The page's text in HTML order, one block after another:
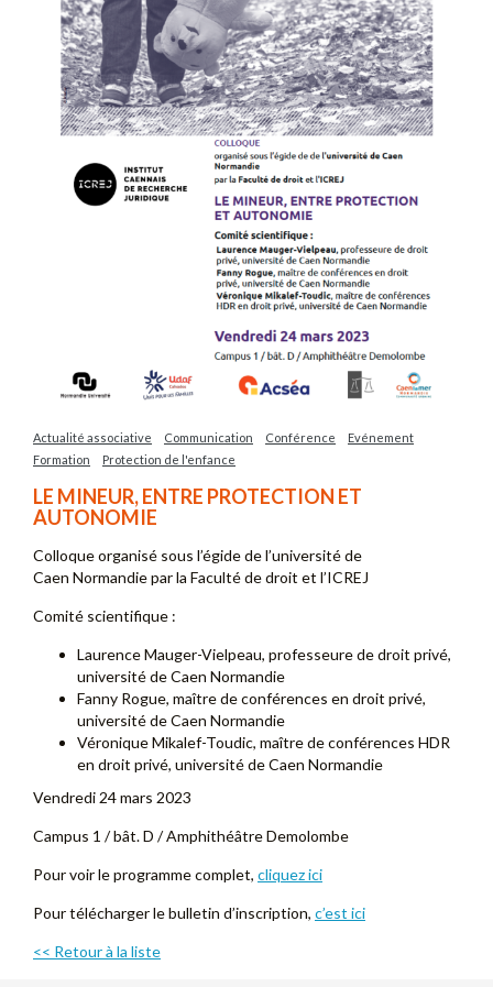
Actualité associative Communication Conférence
Evénement
Formation
Protection de l'enfance
LE MINEUR, ENTRE PROTECTION ET
AUTONOMIE
Colloque organisé sous l’égide de l’université de
Caen Normandie par la Faculté de droit et l’ICREJ
Comité scientifique :
Laurence Mauger-Vielpeau, professeure de droit privé,
université de Caen Normandie
Fanny Rogue, maître de conférences en droit privé,
université de Caen Normandie
Véronique Mikalef-Toudic, maître de conférences HDR
en droit privé, université de Caen Normandie
Vendredi 24 mars 2023
Campus 1 / bât. D / Amphithéâtre Demolombe
Pour voir le programme complet, cliquez ici
Pour télécharger le bulletin d’inscription, c’est ici
<< Retour à la liste